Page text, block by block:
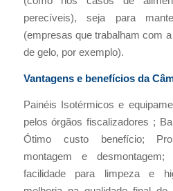
perecíveis), seja para
(empresas que trabalham com
de gelo, por exemplo).
Vantagens e benefícios da
Painéis Isotérmicos e
pelos órgãos fiscalizadores ;
Ótimo custo benefício;
montagem e
facilidade para limpeza e